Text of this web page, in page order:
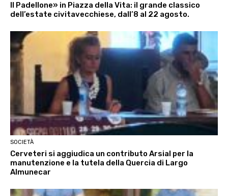
Il Padellone» in Piazza della Vita: il grande classico
dell’estate civitavecchiese, dall’8 al 22 agosto.
SOCIETÀ
Cerveteri si aggiudica un contributo Arsial per la
manutenzione e la tutela della Quercia di Largo
Almunecar